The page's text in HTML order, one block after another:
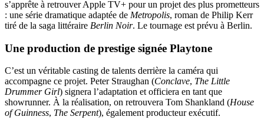
s’apprête à retrouver Apple TV+ pour un projet des plus prometteurs
: une série dramatique adaptée de Metropolis, roman de Philip Kerr
tiré de la saga littéraire Berlin Noir. Le tournage est prévu à Berlin.
Une production de prestige signée Playtone
C’est un véritable casting de talents derrière la caméra qui
accompagne ce projet. Peter Straughan (Conclave, The Little
Drummer Girl) signera l’adaptation et officiera en tant que
showrunner. À la réalisation, on retrouvera Tom Shankland (House
of Guinness, The Serpent), également producteur exécutif.